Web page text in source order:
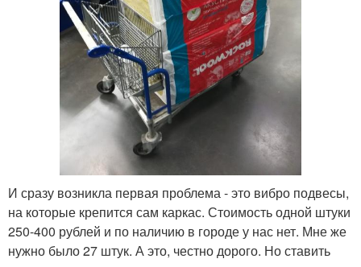
И сразу возникла первая проблема - это вибро подвесы,
на которые крепится сам каркас. Стоимость одной штуки
250-400 рублей и по наличию в городе у нас нет. Мне же
нужно было 27 штук. А это, честно дорого. Но ставить